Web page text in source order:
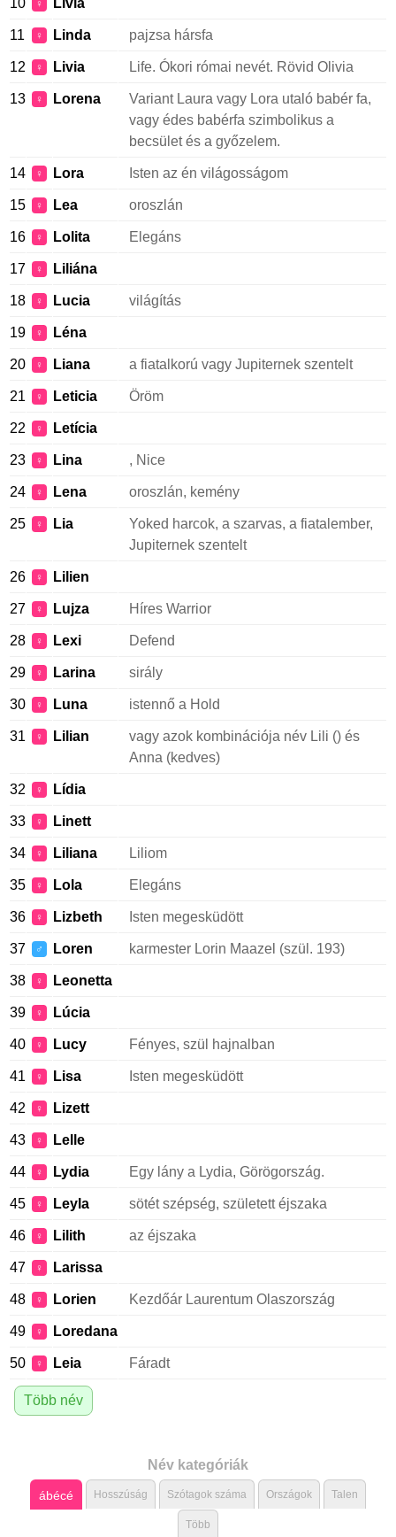
10 ♀ Lívia
11 ♀ Linda pajzsa hársfa
12 ♀ Livia Life. Ókori római nevét. Rövid Olivia
13 ♀ Lorena
Variant Laura vagy Lora utaló babér fa,
vagy édes babérfa szimbolikus a
becsület és a győzelem.
14 ♀ Lora Isten az én világosságom
15 ♀ Lea oroszlán
16 ♀ Lolita Elegáns
17 ♀ Liliána
18 ♀ Lucia világítás
19 ♀ Léna
20 ♀ Liana a fiatalkorú vagy Jupiternek szentelt
21 ♀ Leticia Öröm
22 ♀ Letícia
23 ♀ Lina , Nice
24 ♀ Lena oroszlán, kemény
25 ♀ Lia
Yoked harcok, a szarvas, a fiatalember,
Jupiternek szentelt
26 ♀ Lilien
27 ♀ Lujza Híres Warrior
28 ♀ Lexi Defend
29 ♀ Larina sirály
30 ♀ Luna istennő a Hold
31 ♀ Lilian
vagy azok kombinációja név Lili () és
Anna (kedves)
32 ♀ Lídia
33 ♀ Linett
34 ♀ Liliana Liliom
35 ♀ Lola Elegáns
36 ♀ Lizbeth Isten megesküdött
37 ♂ Loren karmester Lorin Maazel (szül. 193)
38 ♀ Leonetta
39 ♀ Lúcia
40 ♀ Lucy Fényes, szül hajnalban
41 ♀ Lisa Isten megesküdött
42 ♀ Lizett
43 ♀ Lelle
44 ♀ Lydia Egy lány a Lydia, Görögország.
45 ♀ Leyla sötét szépség, született éjszaka
46 ♀ Lilith az éjszaka
47 ♀ Larissa
48 ♀ Lorien Kezdőár Laurentum Olaszország
49 ♀ Loredana
50 ♀ Leia Fáradt
Több név
Név kategóriák
ábécé Hosszúság Szótagok száma Országok Talen
Több